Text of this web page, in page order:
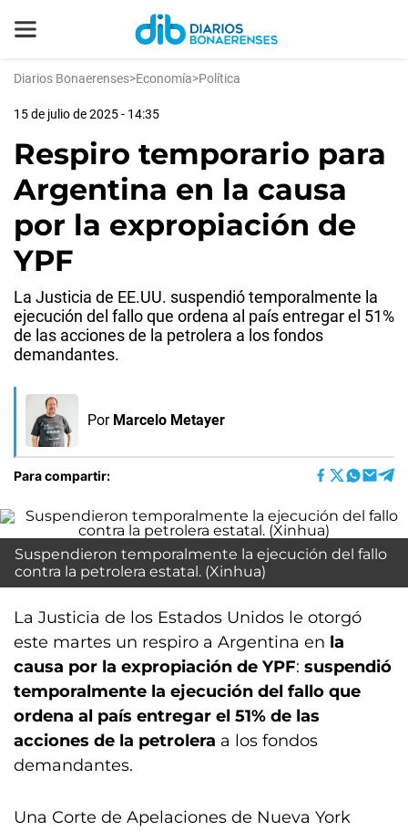
Diarios Bonaerenses>Economía>Política
15 de julio de 2025 - 14:35
Respiro temporario para
Argentina en la causa
por la expropiación de
YPF
La Justicia de EE.UU. suspendió temporalmente la
ejecución del fallo que ordena al país entregar el 51%
de las acciones de la petrolera a los fondos
demandantes.
Por Marcelo Metayer
Para compartir:
Suspendieron temporalmente la ejecución del fallo
contra la petrolera estatal. (Xinhua)
La Justicia de los Estados Unidos le otorgó
este martes un respiro a Argentina en la
causa por la expropiación de YPF: suspendió
temporalmente la ejecución del fallo que
ordena al país entregar el 51% de las
acciones de la petrolera a los fondos
demandantes.
Una Corte de Apelaciones de Nueva York